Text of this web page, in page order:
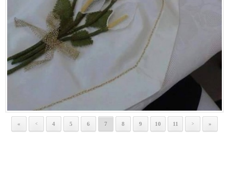
« < 4 5 6 7 8 9 10 11 > »